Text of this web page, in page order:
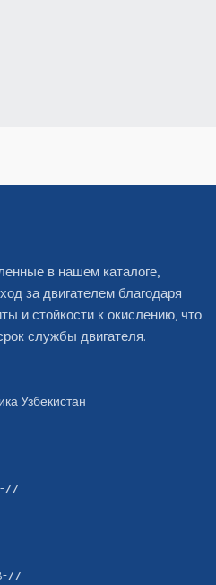
в нашем каталоге,
за двигателем благодаря
и стойкости к окислению, что
службы двигателя.
Узбекистан
77
77